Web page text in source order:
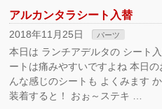
アルカンタラシート入替
2018年11月25日 パーツ
本日は ランチアデルタの シート
ートは痛みやすいですよね 本日
んな感じのシートも よくみます
装着すると！ おぉ～ステキ …